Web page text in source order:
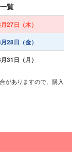
覧
27日（木）
28日（金）
31日（月）
がありますので、購入